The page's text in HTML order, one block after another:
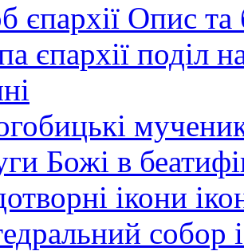
єпархії Опис та
єпархії поділ
Божі в
ікони
собор